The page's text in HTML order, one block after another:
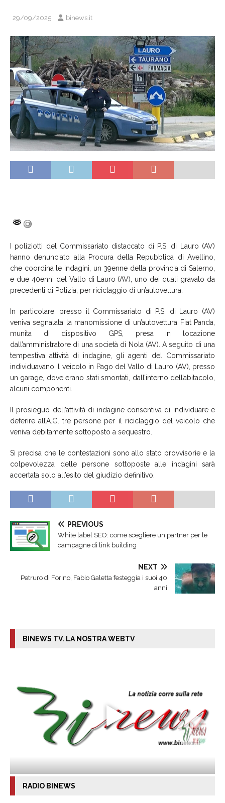
29/09/2025 binews.it
I poliziotti del Commissariato distaccato di P.S. di Lauro (AV)
hanno denunciato alla Procura della Repubblica di Avellino,
che coordina le indagini, un 39enne della provincia di Salerno,
e due 40enni del Vallo di Lauro (AV), uno dei quali gravato da
precedenti di Polizia, per riciclaggio di un’autovettura.
In particolare, presso il Commissariato di P.S. di Lauro (AV)
veniva segnalata la manomissione di un’autovettura Fiat Panda,
munita di dispositivo GPS, presa in locazione
dall’amministratore di una società di Nola (AV). A seguito di una
tempestiva attività di indagine, gli agenti del Commissariato
individuavano il veicolo in Pago del Vallo di Lauro (AV), presso
un garage, dove erano stati smontati, dall’interno dell’abitacolo,
alcuni componenti.
Il prosieguo dell’attività di indagine consentiva di individuare e
deferire all’A.G. tre persone per il riciclaggio del veicolo che
veniva debitamente sottoposto a sequestro.
Si precisa che le contestazioni sono allo stato provvisorie e la
colpevolezza delle persone sottoposte alle indagini sarà
accertata solo all’esito del giudizio definitivo.
PREVIOUS
White label SEO: come scegliere un partner per le
campagne di link building
NEXT
Petruro di Forino, Fabio Galetta festeggia i suoi 40
anni
BINEWS TV. LA NOSTRA WEBTV
RADIO BINEWS